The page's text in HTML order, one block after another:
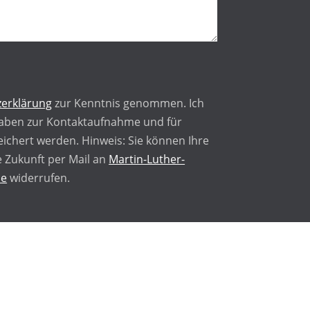
zur Kenntnis genommen. Ich
zur Kontaktaufnahme und für
werden. Hinweis: Sie können Ihre
per Mail an Martin-Luther-
widerrufen.